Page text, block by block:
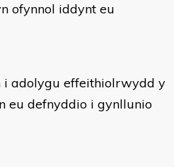
ofynnol iddynt eu
i adolygu effeithiolrwydd y
eu defnyddio i gynllunio